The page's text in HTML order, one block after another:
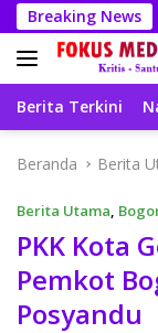
Langsung
ke
konten
Breaking News
Berita Terkini
Beranda Berita
Berita Utama,
PKK Kota
Pemkot
Posyandu